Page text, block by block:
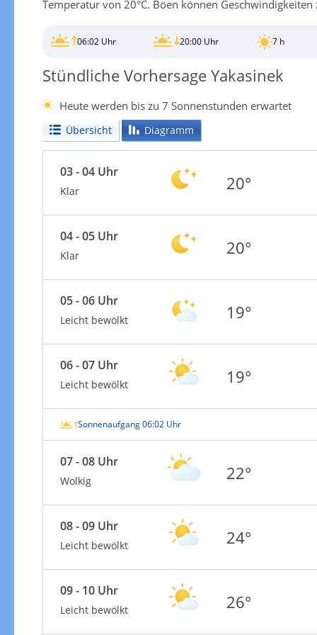
Temperatur von 20°C. Böen können
06:02 Uhr 20:00 Uhr 7 h
Stündliche Vorhersage Yakasinek
Heute werden bis zu 7 Sonnenstunden erwartet
Übersicht Diagramm
03 - 04 Uhr
Klar 20°
04 - 05 Uhr
Klar 20°
05 - 06 Uhr
Leicht bewölkt 19°
06 - 07 Uhr
Leicht bewölkt 19°
Sonnenaufgang 06:02 Uhr
07 - 08 Uhr
Wolkig 22°
08 - 09 Uhr
Leicht bewölkt 24°
09 - 10 Uhr
Leicht bewölkt 26°